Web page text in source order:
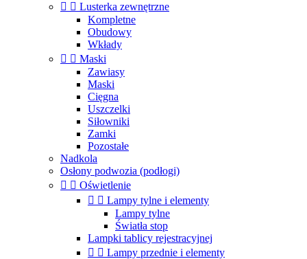
  Lusterka zewnętrzne
Kompletne
Obudowy
Wkłady
  Maski
Zawiasy
Maski
Cięgna
Uszczelki
Siłowniki
Zamki
Pozostałe
Nadkola
Osłony podwozia (podłogi)
  Oświetlenie
  Lampy tylne i elementy
Lampy tylne
Światła stop
Lampki tablicy rejestracyjnej
  Lampy przednie i elementy